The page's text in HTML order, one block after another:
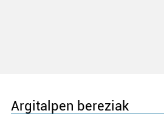
Argitalpen bereziak